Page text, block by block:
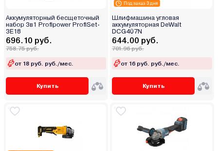
Аккумуляторный бесщеточный
набор 3в1 Profipower ProfiSet-
3E18
696.10 руб.
758.75 руб.
от 18 руб. руб./мес.
Купить
Под заказ 3 дня
Шлифмашина угловая
аккумуляторная DeWalt
DCG407N
644.00 руб.
701.96 руб.
от 16 руб. руб./мес.
Купить